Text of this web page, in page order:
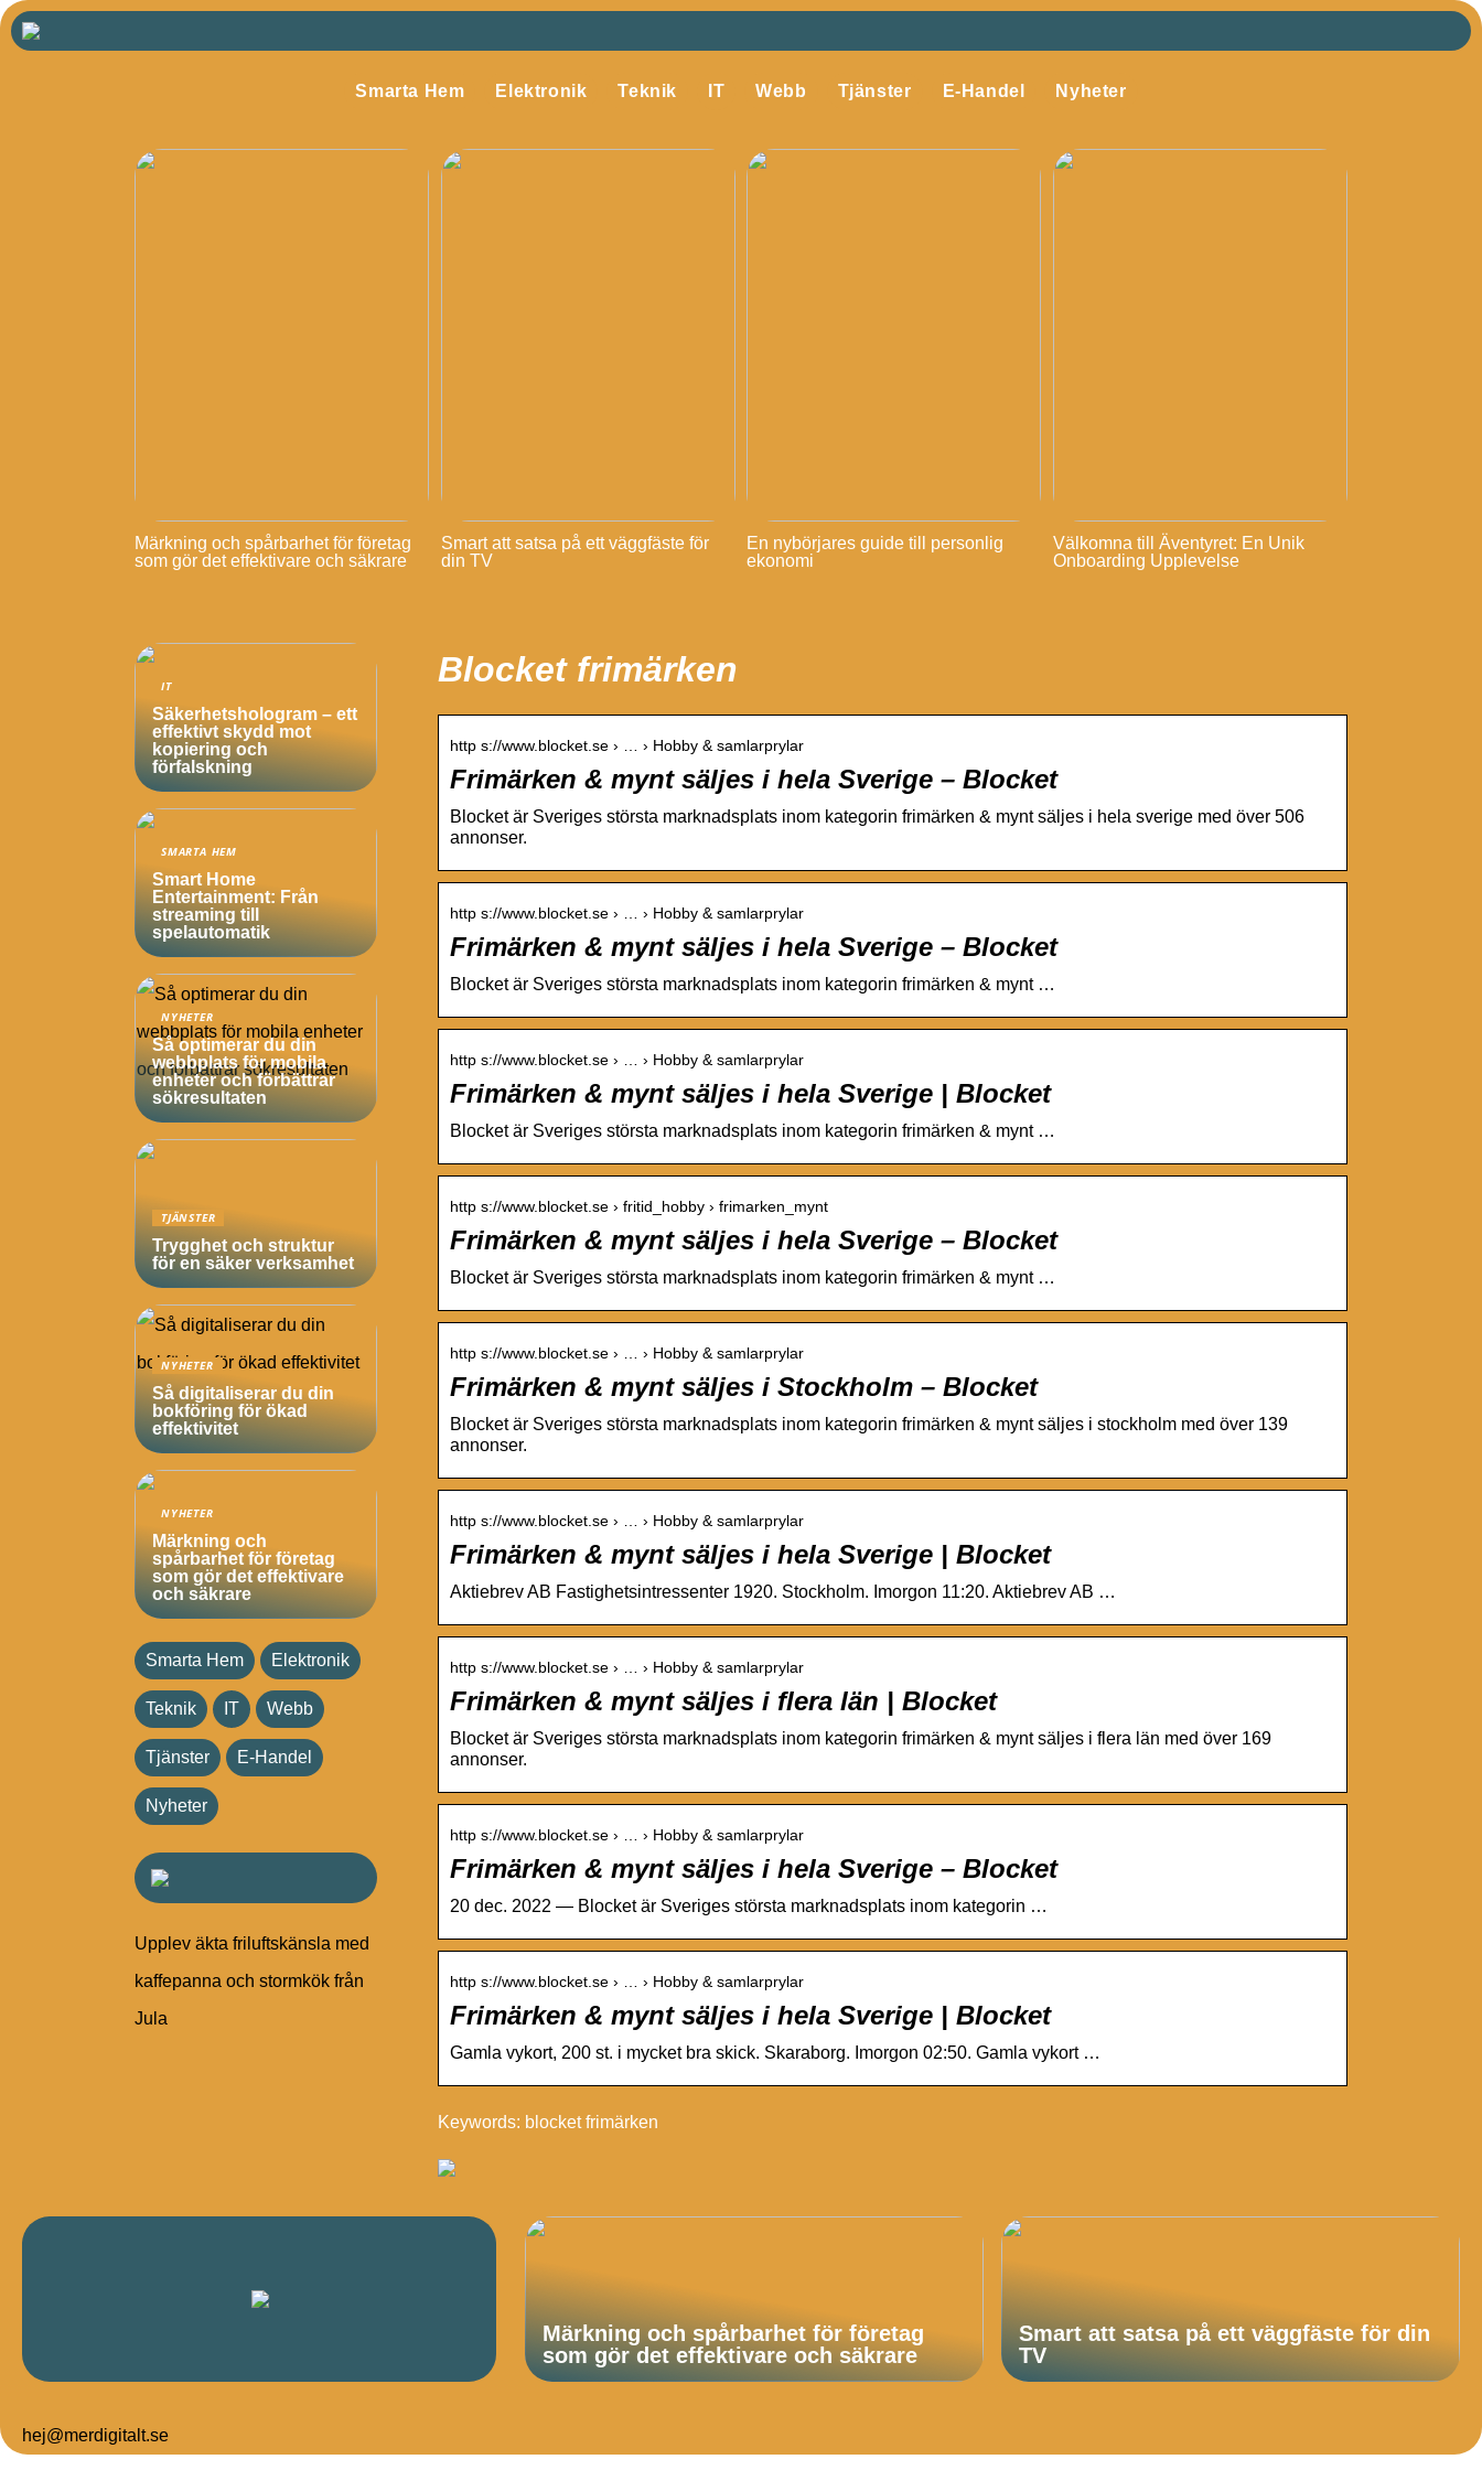
Smarta Hem Elektronik Teknik IT Webb Tjänster E-Handel Nyheter
Märkning och spårbarhet för företag
som gör det effektivare och säkrare
Smart att satsa på ett väggfäste för
din TV
En nybörjares guide till personlig
ekonomi
Välkomna till Äventyret: En Unik
Onboarding Upplevelse
Blocket frimärken
http s://www.blocket.se › … › Hobby & samlarprylar
Frimärken & mynt säljes i hela Sverige – Blocket
Blocket är Sveriges största marknadsplats inom kategorin frimärken & mynt säljes i hela sverige med över 506
annonser.
http s://www.blocket.se › … › Hobby & samlarprylar
Frimärken & mynt säljes i hela Sverige – Blocket
Blocket är Sveriges största marknadsplats inom kategorin frimärken & mynt …
http s://www.blocket.se › … › Hobby & samlarprylar
Frimärken & mynt säljes i hela Sverige | Blocket
Blocket är Sveriges största marknadsplats inom kategorin frimärken & mynt …
http s://www.blocket.se › fritid_hobby › frimarken_mynt
Frimärken & mynt säljes i hela Sverige – Blocket
Blocket är Sveriges största marknadsplats inom kategorin frimärken & mynt …
http s://www.blocket.se › … › Hobby & samlarprylar
Frimärken & mynt säljes i Stockholm – Blocket
Blocket är Sveriges största marknadsplats inom kategorin frimärken & mynt säljes i stockholm med över 139
annonser.
http s://www.blocket.se › … › Hobby & samlarprylar
Frimärken & mynt säljes i hela Sverige | Blocket
Aktiebrev AB Fastighetsintressenter 1920. Stockholm. Imorgon 11:20. Aktiebrev AB …
http s://www.blocket.se › … › Hobby & samlarprylar
Frimärken & mynt säljes i flera län | Blocket
Blocket är Sveriges största marknadsplats inom kategorin frimärken & mynt säljes i flera län med över 169
annonser.
http s://www.blocket.se › … › Hobby & samlarprylar
Frimärken & mynt säljes i hela Sverige – Blocket
20 dec. 2022 — Blocket är Sveriges största marknadsplats inom kategorin …
http s://www.blocket.se › … › Hobby & samlarprylar
Frimärken & mynt säljes i hela Sverige | Blocket
Gamla vykort, 200 st. i mycket bra skick. Skaraborg. Imorgon 02:50. Gamla vykort …
Keywords: blocket frimärken
IT
Säkerhetshologram – ett
effektivt skydd mot
kopiering och
förfalskning
SMARTA HEM
Smart Home
Entertainment: Från
streaming till
spelautomatik
NYHETER
Så optimerar du din
webbplats för mobila
enheter och förbättrar
sökresultaten
TJÄNSTER
Trygghet och struktur
för en säker verksamhet
NYHETER
Så digitaliserar du din
bokföring för ökad
effektivitet
NYHETER
Märkning och
spårbarhet för företag
som gör det effektivare
och säkrare
Smarta Hem Elektronik
Teknik IT Webb
Tjänster E-Handel
Nyheter
Upplev äkta friluftskänsla med
kaffepanna och stormkök från
Jula
Märkning och spårbarhet för företag
som gör det effektivare och säkrare
Smart att satsa på ett väggfäste för din
TV
hej@merdigitalt.se